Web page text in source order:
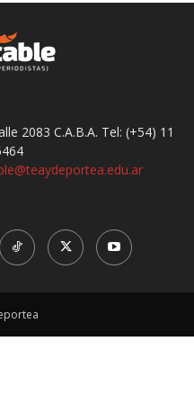
2083 C.A.B.A. Tel: (+54) 11